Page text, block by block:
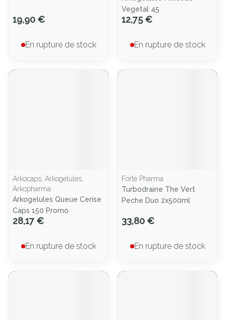
19,90 €
En rupture de stock
Vegetal 45
12,75 €
En rupture de stock
Arkocaps, Arkogelules,
Arkopharma
Arkogelules Queue Cerise
Caps 150 Promo
28,17 €
En rupture de stock
Forté Pharma
Turbodraine The Vert
Peche Duo 2x500ml
33,80 €
En rupture de stock